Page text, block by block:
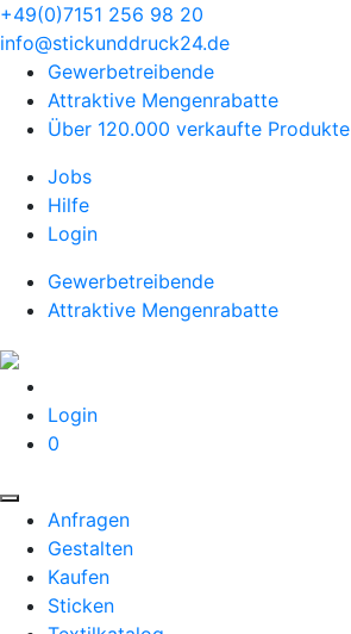
+49(0)7151 256 98 20‬
info@stickunddruck24.de
Gewerbetreibende
Attraktive Mengenrabatte
Über 120.000 verkaufte Produkte
Jobs
Hilfe
Login
Gewerbetreibende
Attraktive Mengenrabatte
Login
0
Anfragen
Gestalten
Kaufen
Sticken